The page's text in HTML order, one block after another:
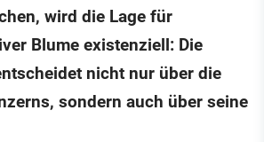
wird die Lage für
Blume existenziell: Die
nicht nur über die
sondern auch über seine